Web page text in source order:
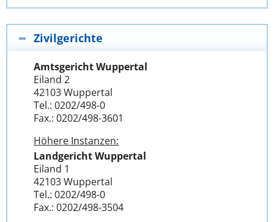
Zivilgerichte
Amtsgericht Wuppertal
Eiland 2
42103 Wuppertal
Tel.: 0202/498-0
Fax.: 0202/498-3601
Höhere Instanzen:
Landgericht Wuppertal
Eiland 1
42103 Wuppertal
Tel.: 0202/498-0
Fax.: 0202/498-3504